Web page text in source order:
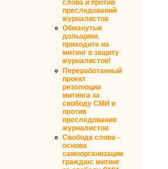
слова и против
преследований
журналистов
Обманутые
дольщики,
приходите на
митинг в защиту
журналистов!
Переработанный
проект
резолюции
митинга за
свободу СМИ и
против
преследования
журналистов
Свобода слова -
основа
самоорганизации
граждан: митинг